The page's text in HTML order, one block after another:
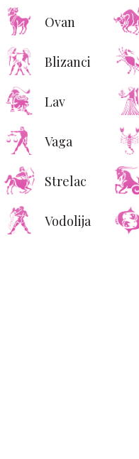
Top 5 pića koja treba da
pijete posle treninga
Ovan
Blizanci
Lav
Vaga
Strelac
Vodolija